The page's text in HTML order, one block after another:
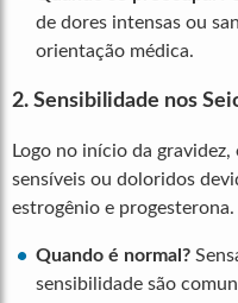
de dores intensas ou
orientação médica.
2. Sensibilidade nos
Logo no início da
sensíveis ou doloridos
estrogênio e progesterona.
Quando é normal?
sensibilidade são